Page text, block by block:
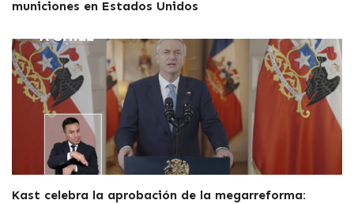
municiones en Estados Unidos
Kast celebra la aprobación de la megarreforma: